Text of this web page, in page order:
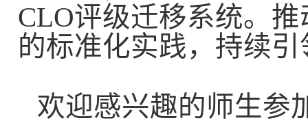
CLO评级迁移系统。
的标准化实践，持续
欢迎感兴趣的师生参